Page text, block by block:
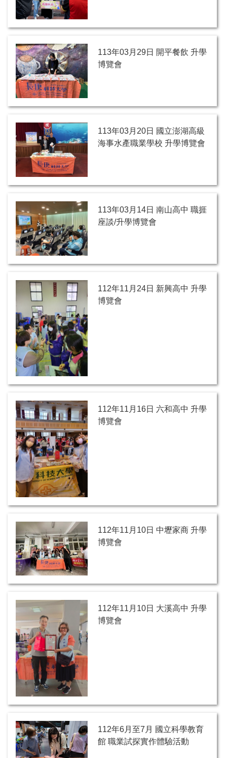
113年03月29日 開平餐飲 升學
博覽會
113年03月20日 國立澎湖高級
海事水產職業學校 升學博覽會
113年03月14日 南山高中 職捱
座談/升學博覽會
112年11月24日 新興高中 升學
博覽會
112年11月16日 六和高中 升學
博覽會
112年11月10日 中壢家商 升學
博覽會
112年11月10日 大溪高中 升學
博覽會
112年6月至7月 國立科學教育
館 職業試探實作體驗活動